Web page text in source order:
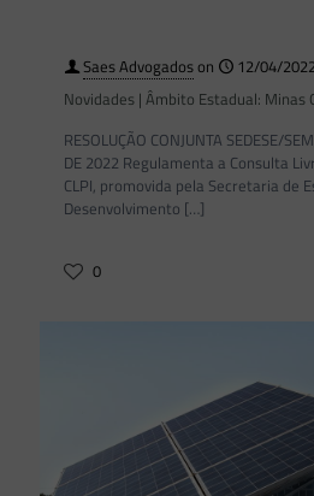
Saes Advogadoson
12/04/
Novidades | Âmbito Estadual: Minas
RESOLUÇÃO CONJUNTA SEDESE/
DE 2022 Regulamenta a Consulta
CLPI, promovida pela Secretaria de
Desenvolvimento […]
0